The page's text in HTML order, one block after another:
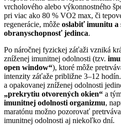
vrcholového alebo výkonnostného
pri viac ako 80 % VO2 max, či
regenerácie, môže oslabiť imunitu a
obranyschopnosť jedinca.
Po náročnej fyzickej záťaži vzniká
zníženej imunitnej odolnosti (tzv.
open window“), ktoré môže
intenzity záťaže približne 3–12
a opakovanej zníženej odolnosti
„prekrytiu otvorených okien“ a
imunitnej odolnosti organizmu,
maratónu možno pozorovať
imunitnej odolnosti aj niekoľko dní.